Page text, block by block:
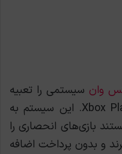
وان سیستمی را تعبیه
کرد تحت عنوان Xbox Play Anywhere. این سیستم به
بازی‌های انحصاری را
و بدون پرداخت اضافه